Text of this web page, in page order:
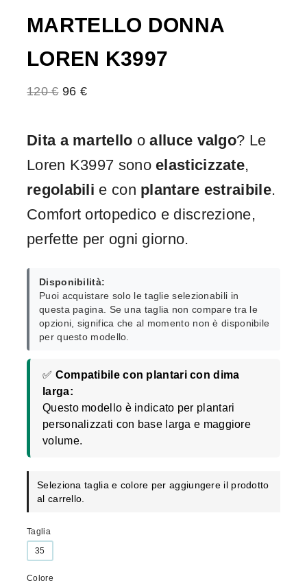
MARTELLO DONNA
LOREN K3997
120€ 96 €
Dita a martello o alluce valgo? Le
Loren K3997 sonoelasticizzate,
regolabili e con plantare estraibile.
Comfort ortopedico e discrezione,
perfette per ogni giorno.
Disponibilità:
Puoi acquistare solo le taglie selezionabili in
questa pagina. Se una taglia non compare tra le
opzioni, significa che al momento non è disponibile
per questo modello.
✅ Compatibile con plantari con dima
larga:
Questo modello è indicato per plantari
personalizzati con base larga e maggiore
volume.
Seleziona taglia e colore per aggiungere il prodotto
al carrello.
Taglia
35
Colore